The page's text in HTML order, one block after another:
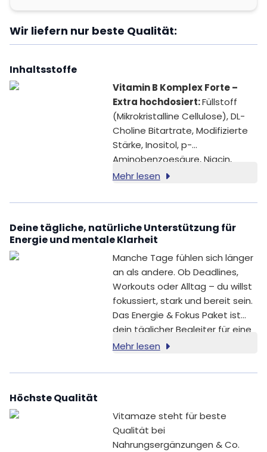
Wir liefern nur beste Qualität:
Inhaltsstoffe
Vitamin B Komplex Forte –
Extra hochdosiert:Füllstoff
(Mikrokristalline Cellulose), DL-
Choline Bitartrate, Modifizierte
Stärke, Inositol, p-
Aminobenzoesäure, Niacin,
Calcium D-Pantothenate,
HCl, Biotin, Folsäure,
Mehr lesen
Deine tägliche, natürliche Unterstützung für
Energie und mentale Klarheit
Manche Tage fühlen sich länger
an als andere. Ob Deadlines,
Workouts oder Alltag – du willst
fokussiert, stark und bereit sein.
Das Energie & Fokus Paket ist
dein täglicher Begleiter für eine
bewusste Routine rund um
Nervosität.
Mehr lesen
Höchste Qualität
Vitamaze steht für beste
Qualität bei
Nahrungsergänzungen & Co.